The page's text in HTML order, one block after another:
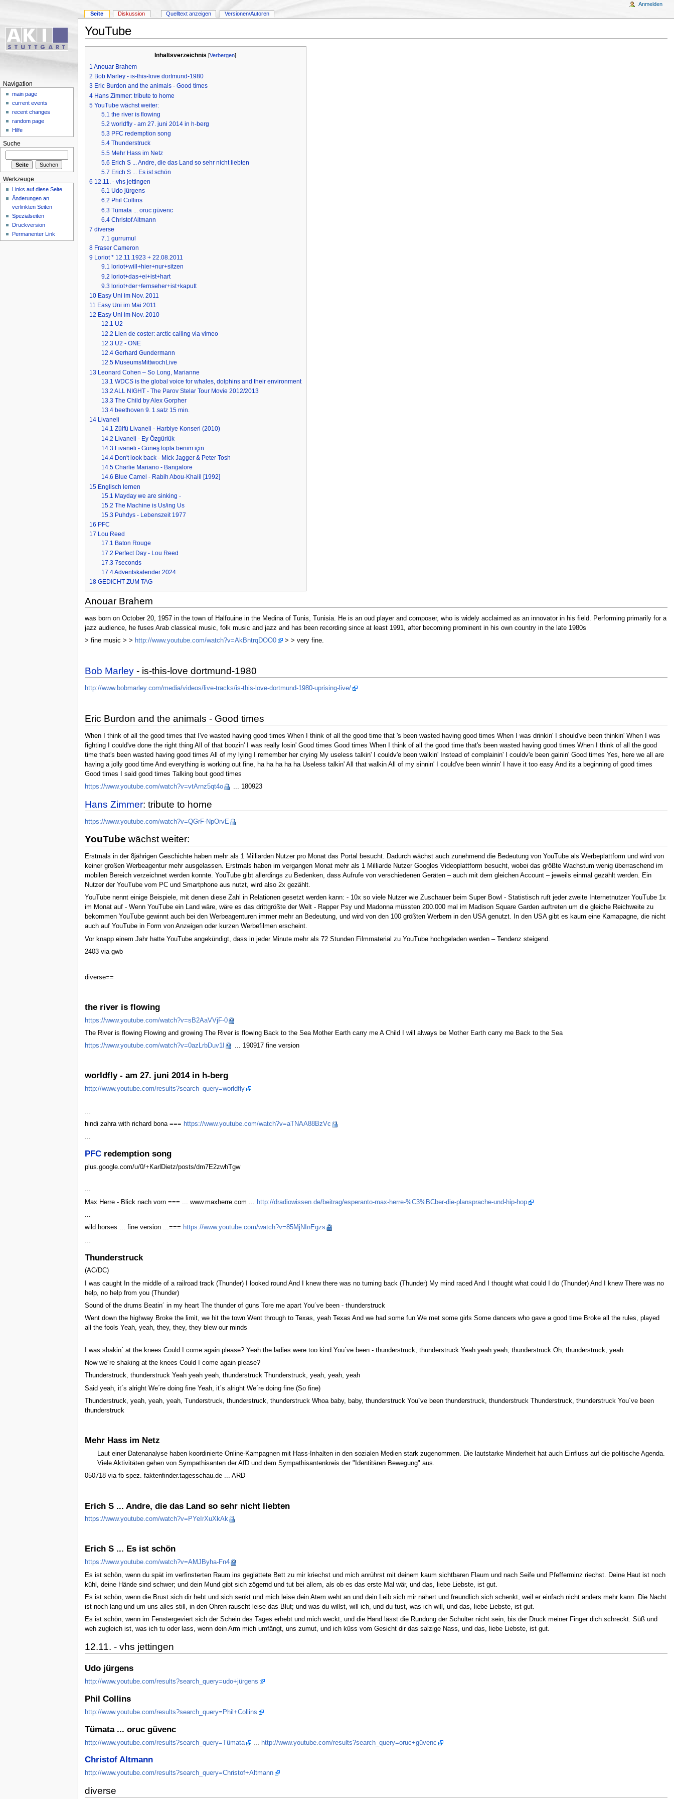
YouTube
Inhaltsverzeichnis [Verbergen]
1 Anouar Brahem
2 Bob Marley - is-this-love dortmund-1980
3 Eric Burdon and the animals - Good times
4 Hans Zimmer: tribute to home
5 YouTube wächst weiter:
5.1 the river is flowing
5.2 worldfly - am 27. juni 2014 in h-berg
5.3 PFC redemption song
5.4 Thunderstruck
5.5 Mehr Hass im Netz
5.6 Erich S ... Andre, die das Land so sehr nicht liebten
5.7 Erich S ... Es ist schön
6 12.11. - vhs jettingen
6.1 Udo jürgens
6.2 Phil Collins
6.3 Tümata ... oruc güvenc
6.4 Christof Altmann
7 diverse
7.1 gurrumul
8 Fraser Cameron
9 Loriot * 12.11.1923 + 22.08.2011
9.1 loriot+will+hier+nur+sitzen
9.2 loriot+das+ei+ist+hart
9.3 loriot+der+fernseher+ist+kaputt
10 Easy Uni im Nov. 2011
11 Easy Uni im Mai 2011
12 Easy Uni im Nov. 2010
12.1 U2
12.2 Lien de coster: arctic calling via vimeo
12.3 U2 - ONE
12.4 Gerhard Gundermann
12.5 MuseumsMittwochLive
13 Leonard Cohen – So Long, Marianne
13.1 WDCS is the global voice for whales, dolphins and their environment
13.2 ALL NIGHT - The Parov Stelar Tour Movie 2012/2013
13.3 The Child by Alex Gorpher
13.4 beethoven 9. 1.satz 15 min.
14 Livaneli
14.1 Zülfü Livaneli - Harbiye Konseri (2010)
14.2 Livaneli - Ey Özgürlük
14.3 Livaneli - Güneş topla benim için
14.4 Don't look back - Mick Jagger & Peter Tosh
14.5 Charlie Mariano - Bangalore
14.6 Blue Camel - Rabih Abou-Khalil [1992]
15 Englisch lernen
15.1 Mayday we are sinking -
15.2 The Machine is Us/ing Us
15.3 Puhdys - Lebenszeit 1977
16 PFC
17 Lou Reed
17.1 Baton Rouge
17.2 Perfect Day - Lou Reed
17.3 7seconds
17.4Adventskalender 2024
18 GEDICHT ZUM TAG
Anouar Brahem
was born on October 20, 1957 in the town of Halfouine in the Medina of Tunis, Tunisia. He is an oud player and composer, who is widely acclaimed as an innovator in his field. Performing primarily for a
jazz audience, he fuses Arab classical music, folk music and jazz and has been recording since at least 1991, after becoming prominent in his own country in the late 1980s
> fine music > > http://www.youtube.com/watch?v=AkBntrqDOO0 > > very fine.
Bob Marley- is-this-love dortmund-1980
http://www.bobmarley.com/media/videos/live-tracks/is-this-love-dortmund-1980-uprising-live/
Eric Burdon and the animals - Good times
When I think of all the good times that I've wasted having good times When I think of all the good time that 's been wasted having good times When I was drinkin' I should've been thinkin' When I was
fighting I could've done the right thing All of that boozin' I was really losin' Good times Good times When I think of all the good time that's been wasted having good times When I think of all the good
time that's been wasted having good times All of my lying I remember her crying My useless talkin' I couldv'e been walkin' Instead of complainin' I couldv'e been gainin' Good times Yes, here we all are
having a jolly good time And everything is working out fine, ha ha ha ha ha Useless talkin' All that walkin All of my sinnin' I could've been winnin' I have it too easy And its a beginning of good times
Good times I said good times Talking bout good times
https://www.youtube.com/watch?v=vtArnz5qt4o
... 180923
Hans Zimmer: tribute to home
https://www.youtube.com/watch?v=QGrF-NpOrvE
YouTube wächst weiter:
Erstmals in der 8jährigen Geschichte haben mehr als 1 Milliarden Nutzer pro Monat das Portal besucht. Dadurch wächst auch zunehmend die Bedeutung von YouTube als Werbeplattform und wird von
keiner großen Werbeagentur mehr ausgelassen. Erstmals haben im vergangen Monat mehr als 1 Milliarde Nutzer Googles Videoplattform besucht, wobei das größte Wachstum wenig überraschend im
mobilen Bereich verzeichnet werden konnte. YouTube gibt allerdings zu Bedenken, dass Aufrufe von verschiedenen Geräten – auch mit dem gleichen Account – jeweils einmal gezählt werden. Ein
Nutzer der YouTube vom PC und Smartphone aus nutzt, wird also 2x gezählt.
YouTube nennt einige Beispiele, mit denen diese Zahl in Relationen gesetzt werden kann: - 10x so viele Nutzer wie Zuschauer beim Super Bowl - Statistisch ruft jeder zweite Internetnutzer YouTube 1x
im Monat auf - Wenn YouTube ein Land wäre, wäre es das drittgrößte der Welt - Rapper Psy und Madonna müssten 200.000 mal im Madison Square Garden auftreten um die gleiche Reichweite zu
bekommen YouTube gewinnt auch bei den Werbeagenturen immer mehr an Bedeutung, und wird von den 100 größten Werbern in den USA genutzt. In den USA gibt es kaum eine Kamapagne, die nicht
auch auf YouTube in Form von Anzeigen oder kurzen Werbefilmen erscheint.
Vor knapp einem Jahr hatte YouTube angekündigt, dass in jeder Minute mehr als 72 Stunden Filmmaterial zu YouTube hochgeladen werden – Tendenz steigend.
2403 via gwb
diverse==
the river is flowing
https://www.youtube.com/watch?v=sB2AaVVjF-0
The River is flowing Flowing and growing The River is flowing Back to the Sea Mother Earth carry me A Child I will always be Mother Earth carry me Back to the Sea
https://www.youtube.com/watch?v=0azLrbDuv1I
... 190917 fine version
worldfly - am 27. juni 2014 in h-berg
http://www.youtube.com/results?search_query=worldfly
hindi zahra with richard bona === https://www.youtube.com/watch?v=aTNAA88BzVc
...
PFCredemption song
plus.google.com/u/0/+KarlDietz/posts/dm7E2zwhTgw
...
Max Herre - Blick nach vorn === ... www.maxherre.com ...
http://dradiowissen.de/beitrag/esperanto-max-herre-%C3%BCber-die-plansprache-und-hip-hop
...
wild horses ... fine version ...=== https://www.youtube.com/watch?v=85MjNInEgzs
Thunderstruck
(AC/DC)
I was caught In the middle of a railroad track (Thunder) I looked round And I knew there was no turning back (Thunder) My mind raced And I thought what could I do (Thunder) And I knew There was no
help, no help from you (Thunder)
Sound of the drums Beatin´ in my heart The thunder of guns Tore me apart You´ve been - thunderstruck
Went down the highway Broke the limit, we hit the town Went through to Texas, yeah Texas And we had some fun We met some girls Some dancers who gave a good time Broke all the rules, played
all the fools Yeah, yeah, they, they, they blew our minds
I was shakin´ at the knees Could I come again please? Yeah the ladies were too kind You´ve been - thunderstruck, thunderstruck Yeah yeah yeah, thunderstruck Oh, thunderstruck, yeah
Now we´re shaking at the knees Could I come again please?
Thunderstruck, thunderstruck Yeah yeah yeah, thunderstruck Thunderstruck, yeah, yeah, yeah
Said yeah, it´s alright We´re doing fine Yeah, it´s alright We´re doing fine (So fine)
Thunderstruck, yeah, yeah, yeah, Tunderstruck, thunderstruck, thunderstruck Whoa baby, baby, thunderstruck You´ve been thunderstruck, thunderstruck Thunderstruck, thunderstruck You´ve been
thunderstruck
Mehr Hass im Netz
Laut einer Datenanalyse haben koordinierte Online-Kampagnen mit Hass-Inhalten in den sozialen Medien stark zugenommen. Die lautstarke Minderheit hat auch Einfluss auf die politische Agenda.
Viele Aktivitäten gehen von Sympathisanten der AfD und dem Sympathisantenkreis der "Identitären Bewegung" aus.
050718 via fb spez. faktenfinder.tagesschau.de ... ARD
Erich S ... Andre, die das Land so sehr nicht liebten
https://www.youtube.com/watch?v=PYeIrXuXkAk
Erich S ... Es ist schön
https://www.youtube.com/watch?v=AMJByha-Fn4
Es ist schön, wenn du spät im verfinsterten Raum ins geglättete Bett zu mir kriechst und mich anrührst mit deinem kaum sichtbaren Flaum und nach Seife und Pfefferminz riechst. Deine Haut ist noch
kühl, deine Hände sind schwer; und dein Mund gibt sich zögernd und tut bei allem, als ob es das erste Mal wär, und das, liebe Liebste, ist gut.
Es ist schön, wenn die Brust sich dir hebt und sich senkt und mich leise dein Atem weht an und dein Leib sich mir nähert und freundlich sich schenkt, weil er einfach nicht anders mehr kann. Die Nacht
ist noch lang und um uns alles still, in den Ohren rauscht leise das Blut; und was du willst, will ich, und du tust, was ich will, und das, liebe Liebste, ist gut.
Es ist schön, wenn im Fenstergeviert sich der Schein des Tages erhebt und mich weckt, und die Hand lässt die Rundung der Schulter nicht sein, bis der Druck meiner Finger dich schreckt. Süß und
weh zugleich ist, was ich tu oder lass, wenn dein Arm mich umfängt, uns zumut, und ich küss vom Gesicht dir das salzige Nass, und das, liebe Liebste, ist gut.
12.11. - vhs jettingen
Udo jürgens
http://www.youtube.com/results?search_query=udo+jürgens
Phil Collins
http://www.youtube.com/results?search_query=Phil+Collins
Tümata ... oruc güvenc
http://www.youtube.com/results?search_query=Tümata ... http://www.youtube.com/results?search_query=oruc+güvenc
Christof Altmann
http://www.youtube.com/results?search_query=Christof+Altmann
diverse
Seite Diskussion Quelltext anzeigen Versionen/Autoren
Anmelden
Navigation
main page
current events
recent changes
random page
Hilfe
Suche
Werkzeuge
Links auf diese Seite
Änderungen an
verlinkten Seiten
Spezialseiten
Druckversion
Permanenter Link